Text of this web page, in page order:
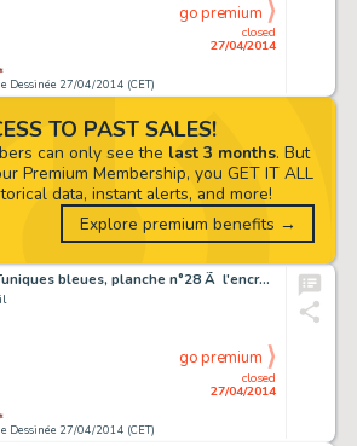
Dessinée 27/04/2014 (CET)
closed
27/04/2014
go premium
Les Tuniques bleues, planche n°28 Ã l'encre de C…
Dessinée 27/04/2014 (CET)
closed
27/04/2014
go premium
TO PAST SALES!
can only see the last 3 months. But
Premium Membership, you GET IT ALL
data, instant alerts, and more!
Explore premium benefits →